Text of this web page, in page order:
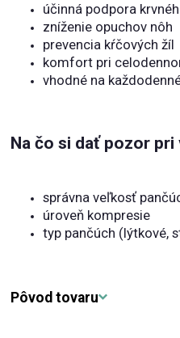
účinná podpora
zníženie opuchov nôh
prevencia kŕčových žíl
komfort pri
vhodné na
Na čo si dať pozor pri
správna veľkosť
úroveň kompresie
typ pančúch (lýtkové,
Pôvod tovaru